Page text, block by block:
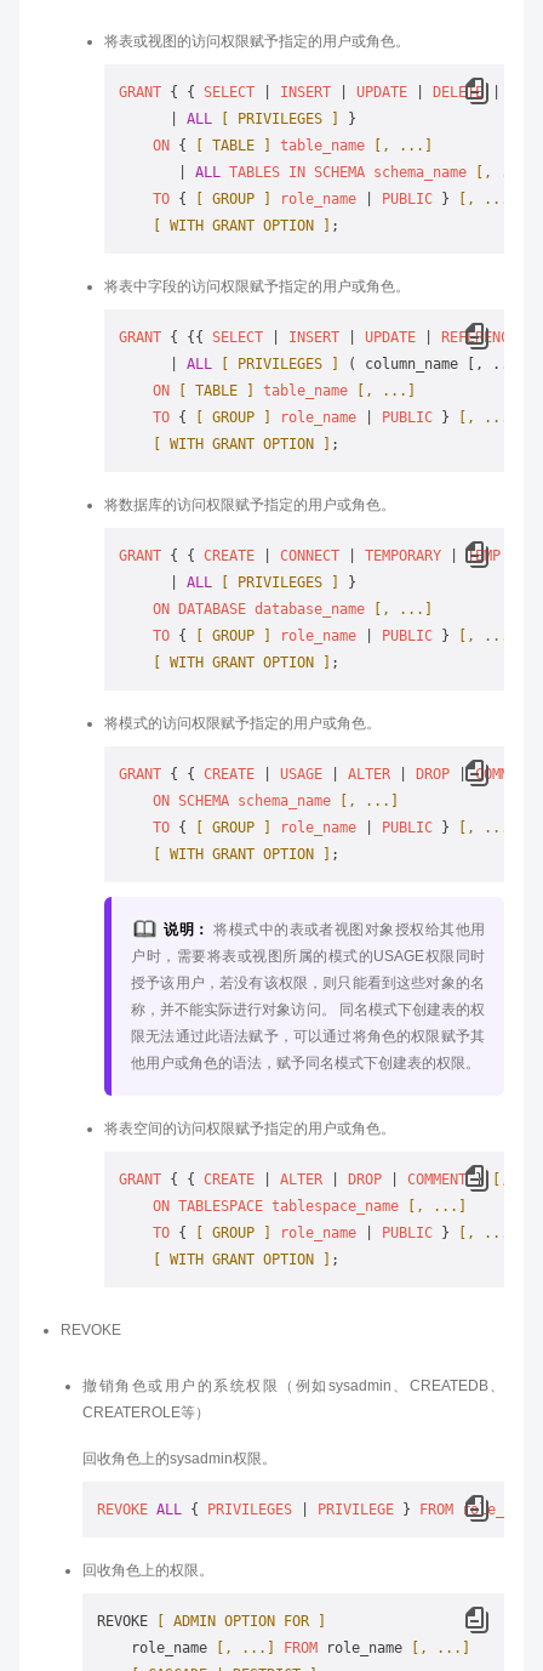
将表或视图的访问权限赋予指定的用户或角色。
GRANT { { SELECT INSERT UPDATE DELETE
ALL [ PRIVILEGES ]
}
ON { [ TABLE ] table_name
[, ...]
ALL TABLES IN SCHEMA schema_name [, ...]
TO { [ GROUP ] role_name PUBLIC }
[, ...]
[ WITH GRANT OPTION ]
将表中字段的访问权限赋予指定的用户或角色。
GRANT { {{ SELECT INSERT UPDATE REFERENCES
ALL [ PRIVILEGES ]
( column_name [, ...]
ON
[ TABLE ] table_name
[, ...]
TO { [ GROUP ] role_name PUBLIC }
[, ...]
[ WITH GRANT OPTION ]
将数据库的访问权限赋予指定的用户或角色。
GRANT { { CREATE CONNECT TEMPORARY TEMP
ALL [ PRIVILEGES ]
}
ON
DATABASE database_name
[, ...]
TO { [ GROUP ] role_name PUBLIC }
[, ...]
[ WITH GRANT OPTION ]
将模式的访问权限赋予指定的用户或角色。
GRANT { { CREATE USAGE ALTER DROP | COMMENT
ON SCHEMA schema_name
[, ...]
TO { [ GROUP ] role_name PUBLIC }
[, ...]
[ WITH GRANT OPTION ]
说明： 将模式中的表或者视图对象授权给其他用
户时，需要将表或视图所属的模式的USAGE权限同时
授予该用户，若没有该权限，则只能看到这些对象的名
称，并不能实际进行对象访问。 同名模式下创建表的权
限无法通过此语法赋予，可以通过将角色的权限赋予其
他用户或角色的语法，赋予同名模式下创建表的权限。
将表空间的访问权限赋予指定的用户或角色。
GRANT { { CREATE ALTER DROP COMMENT }
[,
ON TABLESPACE tablespace_name
[, ...]
TO { [ GROUP ] role_name PUBLIC }
[, ...]
[ WITH GRANT OPTION ]
REVOKE
撤销角色或用户的系统权限（例如sysadmin、CREATEDB、
CREATEROLE等）
回收角色上的sysadmin权限。
REVOKE ALL { PRIVILEGES PRIVILEGE } FROM role_name
回收角色上的权限。
REVOKE
[ ADMIN OPTION FOR ]
    role_name
[, ...] FROM role_name
[, ...]